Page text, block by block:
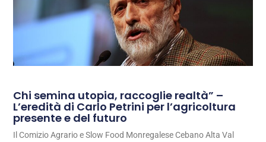
Chi semina utopia, raccoglie realtà” –
L’eredità di Carlo Petrini per l’agricoltura
presente e del futuro
Il Comizio Agrario e Slow Food Monregalese Cebano Alta Val